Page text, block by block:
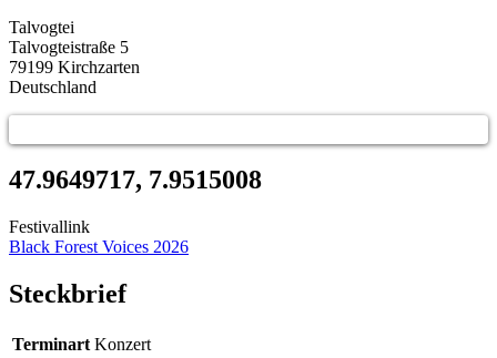
Talvogtei
Talvogteistraße 5
79199 Kirchzarten
Deutschland
47.9649717, 7.9515008
Festivallink
Black Forest Voices 2026
Steckbrief
Terminart Konzert